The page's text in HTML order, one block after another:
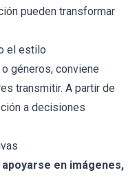
pueden transformar
el estilo
géneros, conviene
transmitir. A partir de
a decisiones
apoyarse en imágenes,